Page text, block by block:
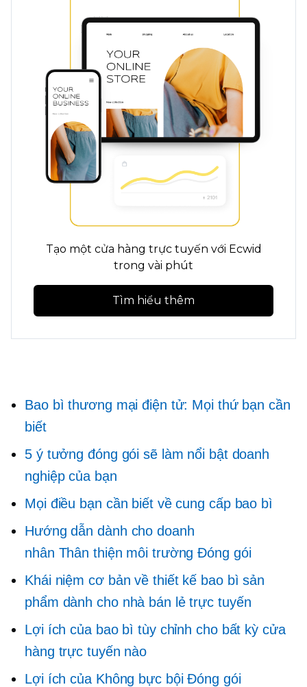
Tạo một cửa hàng trực tuyến với Ecwid
trong vài phút
Tìm hiểu thêm
Bao bì thương mại điện tử: Mọi thứ bạn cần
biết
5 ý tưởng đóng gói sẽ làm nổi bật doanh
nghiệp của bạn
Mọi điều bạn cần biết về cung cấp bao bì
Hướng dẫn dành cho doanh
nhân Thân thiện môi trường Đóng gói
Khái niệm cơ bản về thiết kế bao bì sản
phẩm dành cho nhà bán lẻ trực tuyến
Lợi ích của bao bì tùy chỉnh cho bất kỳ cửa
hàng trực tuyến nào
Lợi ích của Không bực bộiĐóng gói